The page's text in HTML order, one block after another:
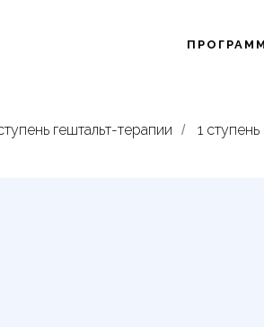
гештальт-терапии / 1